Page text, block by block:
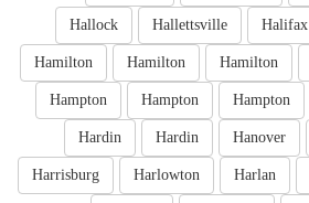
Halifax
Hallettsville
Hallock
Hamilton
Hamilton
Hamilton
Hampton
Hampton
Hampton
Hanover
Hardin
Hardin
Harlan
Harlowton
Harrisburg